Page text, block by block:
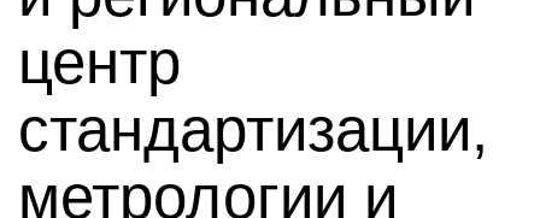
центр
стандартизации,
метрологии и